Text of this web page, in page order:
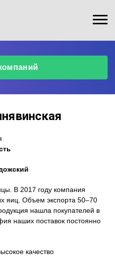
В 2017 году компания
яиц. Объем экспорта 50–70
нашла покупателей в
наших поставок постоянно
качество